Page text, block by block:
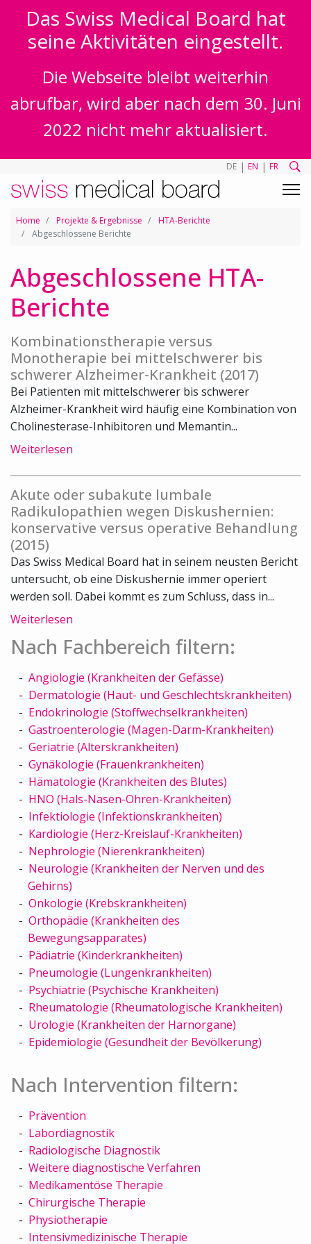
Das Swiss Medical Board hat
seine Aktivitäten eingestellt.
Die Webseite bleibt weiterhin
abrufbar, wird aber nach dem 30. Juni
2022 nicht mehr aktualisiert.
DE | EN | FR
Home Projekte & Ergebnisse
HTA-Berichte
Abgeschlossene Berichte
Abgeschlossene HTA-
Berichte
Kombinationstherapie versus
Monotherapie bei mittelschwerer bis
schwerer Alzheimer-Krankheit (2017)
Bei Patienten mit mittelschwerer bis schwerer
Alzheimer-Krankheit wird häufig eine Kombination von
Cholinesterase-Inhibitoren und Memantin...
Weiterlesen
Akute oder subakute lumbale
Radikulopathien wegen Diskushernien:
konservative versus operative Behandlung
(2015)
Das Swiss Medical Board hat in seinem neusten Bericht
untersucht, ob eine Diskushernie immer operiert
werden soll. Dabei kommt es zum Schluss, dass in...
Weiterlesen
Nach Fachbereich filtern:
Angiologie (Krankheiten der Gefässe)
Dermatologie (Haut- und Geschlechtskrankheiten)
Endokrinologie (Stoffwechselkrankheiten)
Gastroenterologie (Magen-Darm-Krankheiten)
Geriatrie (Alterskrankheiten)
Gynäkologie (Frauenkrankheiten)
Hämatologie (Krankheiten des Blutes)
HNO (Hals-Nasen-Ohren-Krankheiten)
Infektiologie (Infektionskrankheiten)
Kardiologie (Herz-Kreislauf-Krankheiten)
Nephrologie (Nierenkrankheiten)
Neurologie (Krankheiten der Nerven und des
Gehirns)
Onkologie (Krebskrankheiten)
Orthopädie (Krankheiten des
Bewegungsapparates)
Pädiatrie (Kinderkrankheiten)
Pneumologie (Lungenkrankheiten)
Psychiatrie (Psychische Krankheiten)
Rheumatologie (Rheumatologische Krankheiten)
Urologie (Krankheiten der Harnorgane)
Epidemiologie (Gesundheit der Bevölkerung)
Nach Intervention filtern:
Prävention
Labordiagnostik
Radiologische Diagnostik
Weitere diagnostische Verfahren
Medikamentöse Therapie
Chirurgische Therapie
Physiotherapie
Intensivmedizinische Therapie